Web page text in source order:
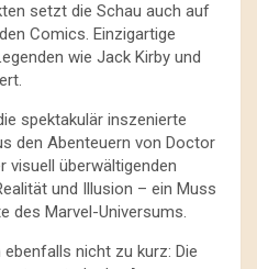
setzt die Schau auch auf
Comics. Einzigartige
wie Jack Kirby und
spektakulär inszenierte
den Abenteuern von Doctor
visuell überwältigenden
und Illusion – ein Muss
des Marvel-Universums.
nicht zu kurz: Die